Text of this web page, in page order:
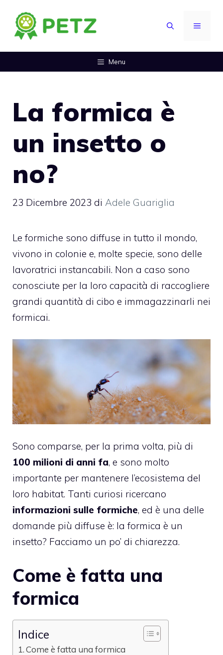
contenuto
MENU
Menu
La formica è
un insetto o
no?
23 Dicembre 2023 di Adele Guariglia
Le formiche sono diffuse in tutto il mondo,
vivono in colonie e, molte specie, sono delle
lavoratrici instancabili. Non a caso sono
conosciute per la loro capacità di raccogliere
grandi quantità di cibo e immagazzinarli nei
formicai.
Sono comparse, per la prima volta, più di
100 milioni di anni fa, e sono molto
importante per mantenere l’ecosistema del
loro habitat. Tanti curiosi ricercano
informazioni sulle formiche, ed è una delle
domande più diffuse è: la formica è un
insetto? Facciamo un po’ di chiarezza.
Come è fatta una
formica
Indice
Come è fatta una formica